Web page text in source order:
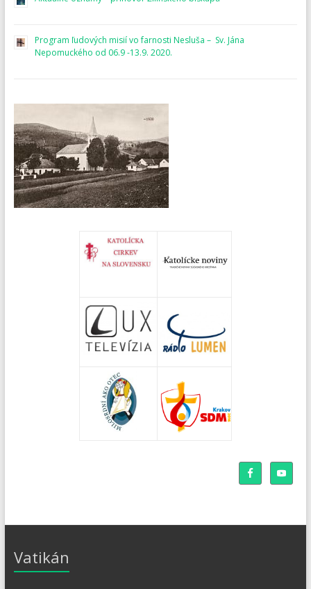
Program ľudových misií vo farnosti Nesluša – Sv. Jána
Nepomuckého od 06.9 -13.9. 2020.
Vatikán